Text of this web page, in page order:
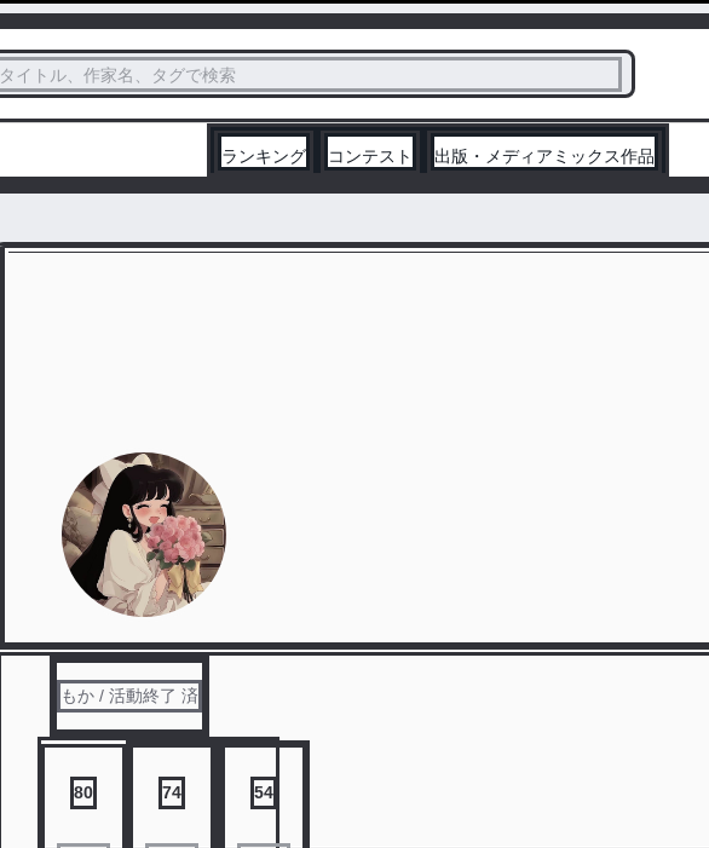
タイトル、作家名、タグで検索
ランキング コンテスト 出版・メディアミックス作品
もか / 活動終了 済
80 74 54